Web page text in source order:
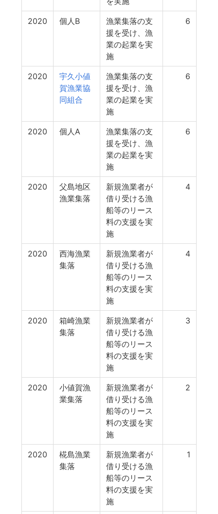
2020 個人B
漁業集落の支
援を受け、漁
業の起業を実
施
6
2020
宇久小値
賀漁業協
同組合
漁業集落の支
援を受け、漁
業の起業を実
施
6
2020 個人A
漁業集落の支
援を受け、漁
業の起業を実
施
6
2020
父島地区
漁業集落
新規漁業者が
借り受ける漁
船等のリース
料の支援を実
施
4
2020
西海漁業
集落
新規漁業者が
借り受ける漁
船等のリース
料の支援を実
施
4
2020
箱崎漁業
集落
新規漁業者が
借り受ける漁
船等のリース
料の支援を実
施
3
2020
小値賀漁
業集落
新規漁業者が
借り受ける漁
船等のリース
料の支援を実
施
2
2020
椛島漁業
集落
新規漁業者が
借り受ける漁
船等のリース
料の支援を実
施
1